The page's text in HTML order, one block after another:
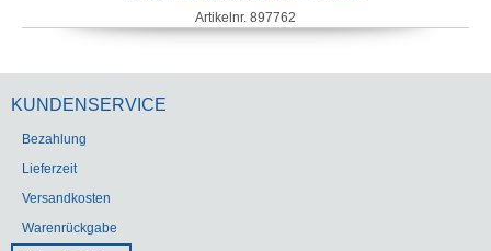
Artikelnr. 897762
KUNDENSERVICE
Bezahlung
Lieferzeit
Versandkosten
Warenrückgabe